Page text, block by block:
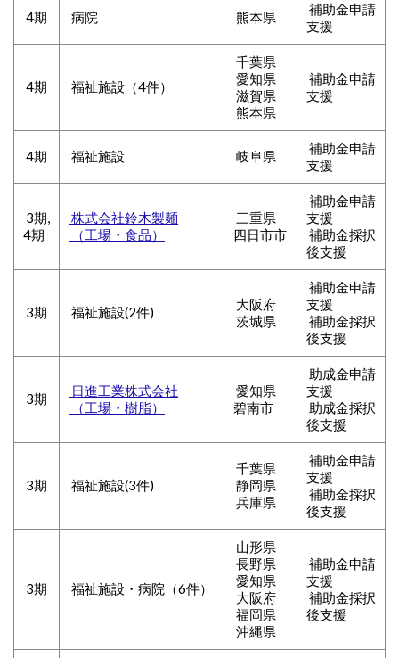
4期 病院 熊本県
補助金申請
支援
4期 福祉施設（4件）
千葉県
愛知県
滋賀県
熊本県
補助金申請
支援
4期 福祉施設 岐阜県
補助金申請
支援
3期,
4期
株式会社鈴木製麺
（工場・食品）
三重県
四日市市
補助金申請
支援
補助金採択
後支援
3期 福祉施設(2件)
大阪府
茨城県
補助金申請
支援
補助金採択
後支援
3期
日進工業株式会社
（工場・樹脂）
愛知県
碧南市
助成金申請
支援
助成金採択
後支援
3期 福祉施設(3件)
千葉県
静岡県
兵庫県
補助金申請
支援
補助金採択
後支援
3期 福祉施設・病院（6件）
山形県
長野県
愛知県
大阪府
福岡県
沖縄県
補助金申請
支援
補助金採択
後支援